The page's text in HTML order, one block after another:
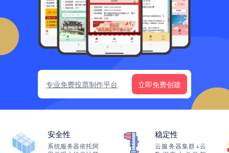
专业免费投票制作平台 立即免费创建
安全性
系统服务器依托阿
稳定性
云服务器集群+云